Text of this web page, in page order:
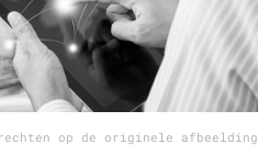
op de originele afbeelding